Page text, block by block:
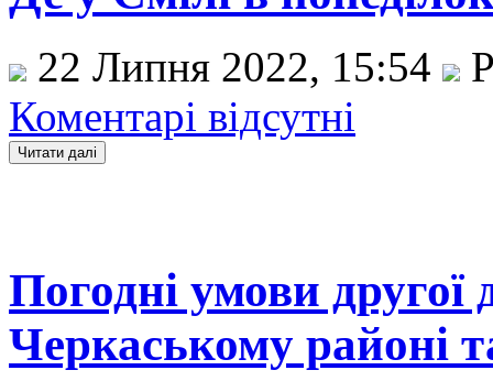
22 Липня 2022, 15:54
Коментарі відсутні
Погодні умови
Черкаському районі